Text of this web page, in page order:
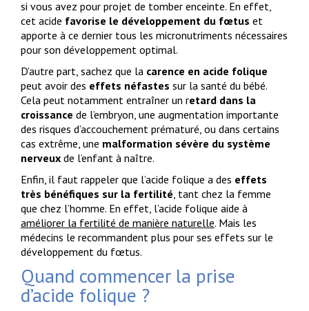
si vous avez pour projet de tomber enceinte. En effet,
cet acide favorise le développement du fœtus et
apporte à ce dernier tous les micronutriments nécessaires
pour son développement optimal.
D’autre part, sachez que la carence en acide folique
peut avoir des effets néfastes sur la santé du bébé.
Cela peut notamment entraîner un retard dans la
croissance de l’embryon, une augmentation importante
des risques d’accouchement prématuré, ou dans certains
cas extrême, une malformation sévère du système
nerveux de l’enfant à naître.
Enfin, il faut rappeler que l’acide folique a des effets
très bénéfiques sur la fertilité, tant chez la femme
que chez l’homme. En effet, l’acide folique aide à
améliorer la fertilité de manière naturelle. Mais les
médecins le recommandent plus pour ses effets sur le
développement du fœtus.
Quand commencer la prise
d’acide folique ?